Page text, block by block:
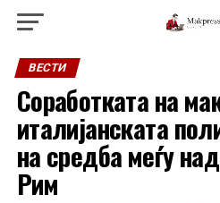
ВЕСТИ
Соработката на
италијанската
на средба меѓу
Рим